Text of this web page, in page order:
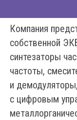
Компания
собственной
синтезаторы
частоты,
и
с цифровым